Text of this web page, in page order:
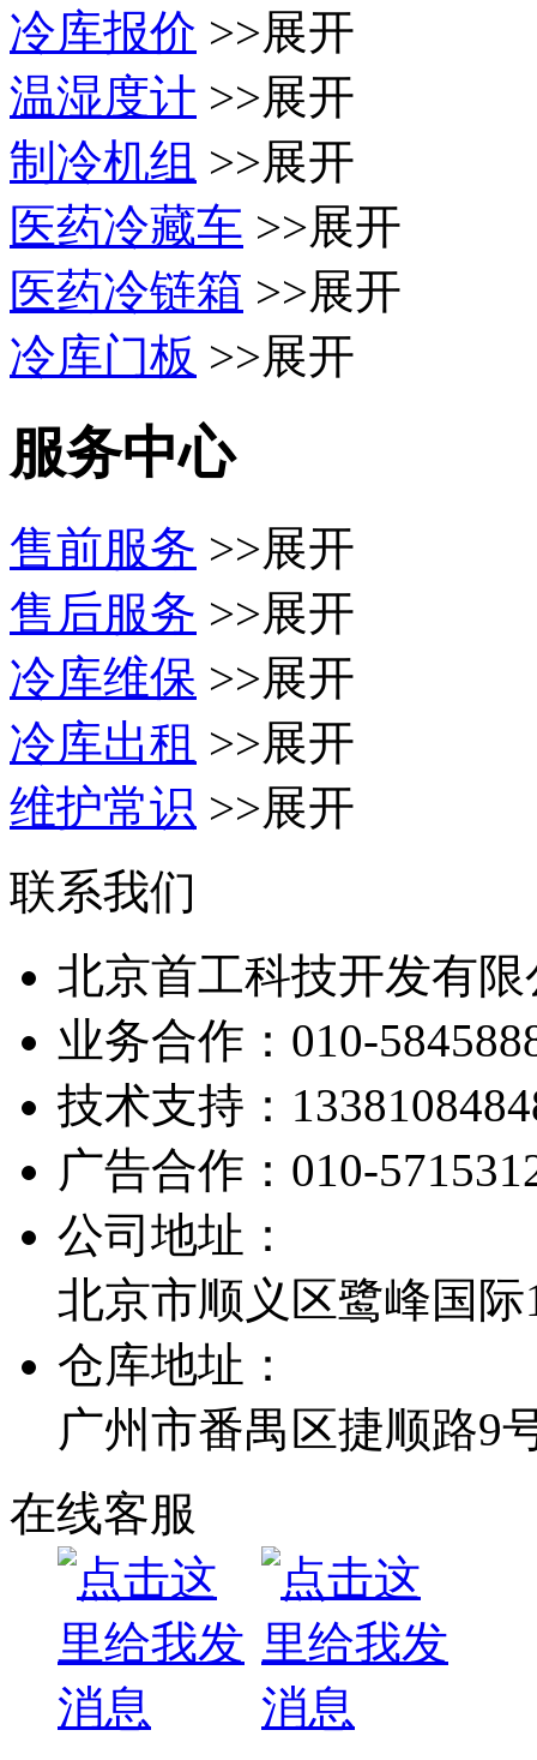
冷库报价 >>展开
温湿度计 >>展开
制冷机组 >>展开
医药冷藏车 >>展开
医药冷链箱 >>展开
冷库门板 >>展开
服务中心
售前服务 >>展开
售后服务 >>展开
冷库维保 >>展开
冷库出租 >>展开
维护常识 >>展开
联系我们
北京首工科技开发有限
业务合作： 010-
技术支持：
广告合作： 010-
公司地址：
北京市顺义区鹭峰国际
仓库地址：
广州市番禺区捷顺路9
在线客服